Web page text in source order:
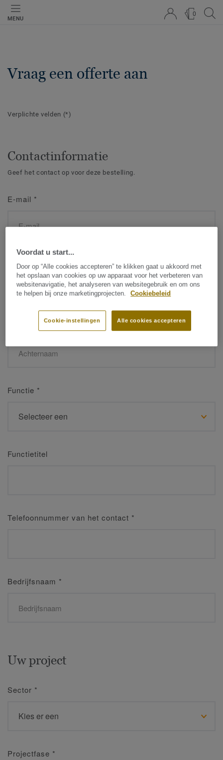
MENU
0
Vraag een offerte aan
Verplichte velden (*)
Contactinformatie
Geef het contact op voor deze bestelling.
E-mail *
Naam *
Functie *
Functietitel
Telefoonnummer van het contact *
Bedrijfsnaam *
Uw project
Sector *
Projectfase *
Voordat u start...
Door op “Alle cookies accepteren” te klikken gaat u akkoord met
het opslaan van cookies op uw apparaat voor het verbeteren van
websitenavigatie, het analyseren van websitegebruik en om ons
te helpen bij onze marketingprojecten.
Cookiebeleid
Alle cookies accepteren
Cookie-instellingen